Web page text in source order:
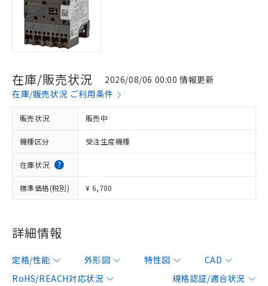
在庫/販売状況
2026/08/06 00:00 情報更新
在庫/販売状況 ご利用条件
販売状況 販売中
機種区分 受注生産機種
在庫状況
標準価格(税別) ¥ 6,700
詳細情報
定格/性能 外形図 特性図
CAD
RoHS/REACH対応状況
規格認証/適合状況